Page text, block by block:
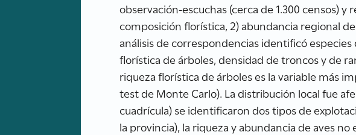
observación-escuchas (cerca de 1.300 censos)
composición florística, 2) abundancia regional
análisis de correspondencias identificó
florística de árboles, densidad de troncos y de
riqueza florística de árboles es la variable más
test de Monte Carlo). La distribución local fue
cuadrícula) se identificaron dos tipos de
la provincia), la riqueza y abundancia de aves